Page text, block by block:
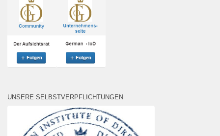
UNSERE SELBSTVERPFLICHTUNGEN